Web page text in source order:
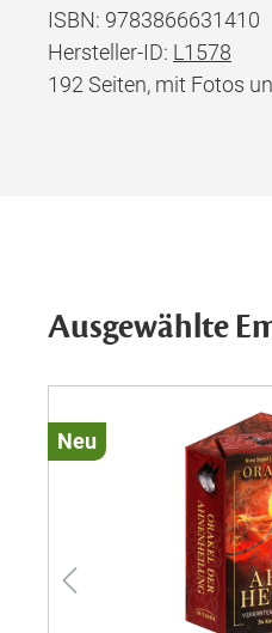
ISBN: 9783866631410
Hersteller-ID: L1578
192 Seiten, mit Fotos
Ausgewählte
Neu